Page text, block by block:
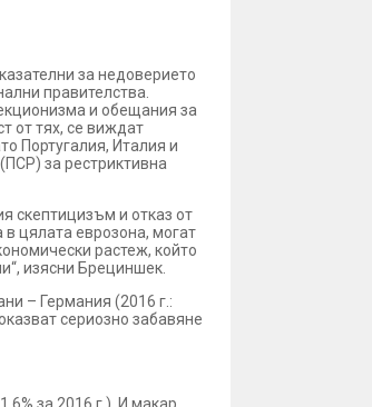
за недоверието
правителства.
и обещания за
от тях, се виждат
Португалия, Италия и
за рестриктивна
скептицизъм и отказ от
цялата еврозона, могат
растеж, който
изясни Брециншек.
– Германия (2016 г.:
сериозно забавяне
за 2016 г.). И макар